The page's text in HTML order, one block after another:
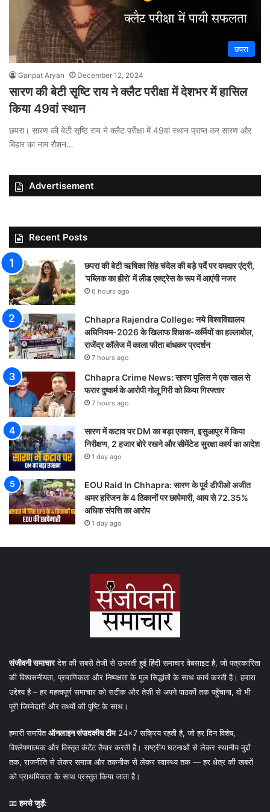
छपरा
Ganpat Aryan December 12, 2024
सारण की बेटी सृष्टि राय ने क्लैट परीक्षा में देशभर में हासिल
किया 49वां स्थान
छपरा। सारण की बेटी सृष्टि राय ने क्लैट परीक्षा में 49वां स्थान प्राप्त कर सारण और
बिहार का नाम रौशन…
Advertisement
Recent Posts
छपरा की बेटी ऋषिका सिंह चंदेल की बड़े पर्दे पर दमदार एंट्री,
‘पब्लिक का हीरो’ में लीड एक्ट्रेस के रूप में आएंगी नजर
6 hours ago
Chhapra Rajendra College: नये विश्वविद्यालय
अधिनियम-2026 के खिलाफ शिक्षक-कर्मियों का हल्लाबोल,
राजेंद्र कॉलेज में काला फीता बांधकर प्रदर्शन
7 hours ago
Chhapra Crime News: सारण पुलिस ने एक साल से
फरार दुष्कर्म के आरोपी गोलू गिरी को किया गिरफ्तार
7 hours ago
सारण में कटाव पर DM का बड़ा एक्शन, इसुआपुर में किया
निरीक्षण, 2 हजार बोरे रखने और सीमेंटेड सुरक्षा कार्य का आदेश
1 day ago
EOU Raid In Chhapra: सारण के पूर्व डीपीओ अजीत
अमर हरिजन के 4 ठिकानों पर छापेमारी, आय से 72.35%
अधिक संपत्ति का आरोप
1 day ago
संजीवनी समाचारदेश की सबसे तेजी से उभरती हुई हिंदी समाचार वेबसाइट है, जो पत्रकारिता
की विश्वसनीयता, प्रमाणिकता और निष्पक्षता के मूल सिद्धांतों के साथ कार्य करती है। हमारा
उद्देश्य है – हर महत्वपूर्ण समाचार को सटीक और तेज़ी से अपने पाठकों तक पहुँचाना, वो भी
पूरी जिम्मेदारी और तथ्यों की पुष्टि के साथ।
हमारी समर्पितऑनलाइन संपादकीय टीम24×7 सक्रिय रहती है, जो हर दिन विशेष,
विश्लेषणात्मक और विस्तृत कंटेंट तैयार करती है। राष्ट्रीय घटनाओं से लेकर स्थानीय मुद्दों
तक, राजनीति से लेकर समाज और तकनीक से लेकर स्वास्थ्य तक — हर क्षेत्र की खबरों
को प्राथमिकता के साथ प्रस्तुत किया जाता है।
📧हमसे जुड़ें: